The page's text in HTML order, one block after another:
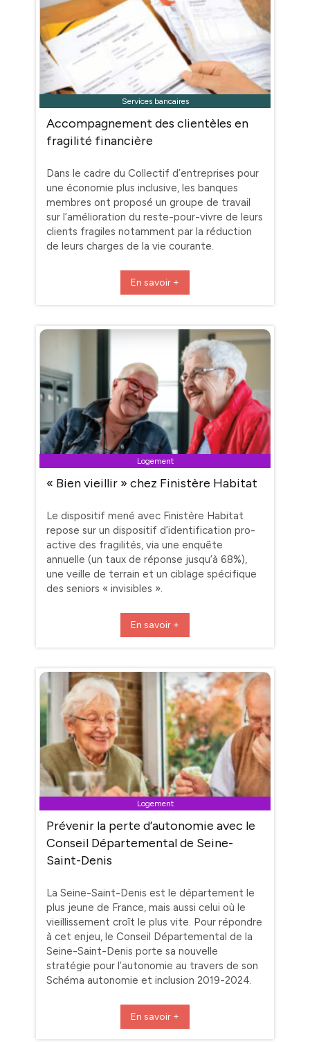
Services bancaires
Accompagnement des clientèles en
fragilité financière
Dans le cadre du Collectif d’entreprises pour
une économie plus inclusive, les banques
membres ont proposé un groupe de travail
sur l’amélioration du reste-pour-vivre de leurs
clients fragiles notamment par la réduction
de leurs charges de la vie courante.
En savoir +
Logement
« Bien vieillir » chez Finistère Habitat
Le dispositif mené avec Finistère Habitat
repose sur un dispositif d’identification pro-
active des fragilités, via une enquête
annuelle (un taux de réponse jusqu’à 68%),
une veille de terrain et un ciblage spécifique
des seniors « invisibles ».
En savoir +
Logement
Prévenir la perte d’autonomie avec le
Conseil Départemental de Seine-
Saint-Denis
La Seine-Saint-Denis est le département le
plus jeune de France, mais aussi celui où le
vieillissement croît le plus vite. Pour répondre
à cet enjeu, le Conseil Départemental de la
Seine-Saint-Denis porte sa nouvelle
stratégie pour l’autonomie au travers de son
Schéma autonomie et inclusion 2019-2024.
En savoir +